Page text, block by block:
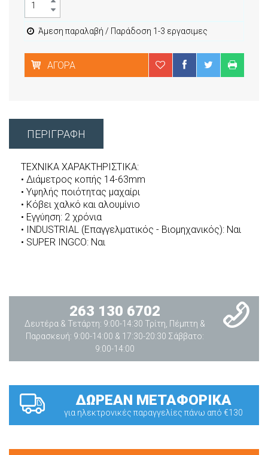
Άμεση παραλαβή / Παράδοση 1-3 εργασιμες
ΑΓΟΡΆ
ΠΕΡΙΓΡΑΦΉ
ΤΕΧΝΙΚΑ ΧΑΡΑΚΤΗΡΙΣΤΙΚΑ:
• Διάμετρος κοπής 14-63mm
• Υψηλής ποιότητας μαχαίρι
• Κόβει χαλκό και αλουμίνιο
• Εγγύηση: 2 χρόνια
• INDUSTRIAL (Επαγγελματικός - Βιομηχανικός): Ναι
• SUPER INGCO: Ναι
263 130 6702
Δευτέρα & Τετάρτη: 9:00-14:30 Τρίτη, Πέμπτη &
Παρασκευή: 9:00-14:00 & 17:30-20:30 Σάββατο:
9:00-14:00
ΔΩΡΕΑΝ ΜΕΤΑΦΟΡΙΚΑ
για ηλεκτρονικές παραγγελίες πάνω από €130